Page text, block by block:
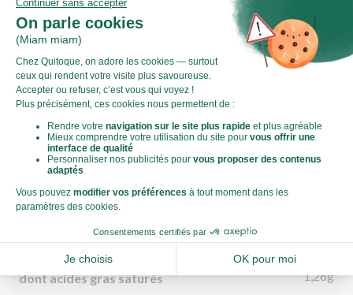
Comment préparer un brocoli ?
Valeurs nutritionnelles
Par personne Pour 100g
Énergie (kJ)
Énergie (kCal)
Matières grasses 2,98g
dont acides gras saturés 1,26g